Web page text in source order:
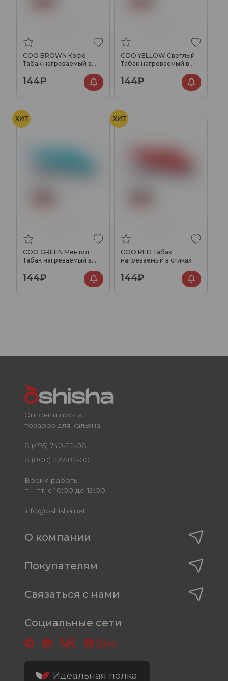
COO BROWN Кофе
Табак нагреваемый в
144₽
COO YELLOW Светлый
Табак нагреваемый в
144₽
ХИТ
COO GREEN Ментол
Табак нагреваемый в
144₽
ХИТ
COO RED Табак
нагреваемый в стиках
144₽
Оптовый портал
товаров для кальяна
8 (495) 740-22-08
8 (800) 222-82-00
Время работы
пн-пт: с 10:00 до 19:00
info@oshisha.net
О компании
Покупателям
Связаться с нами
Социальные сети
Идеальная полка